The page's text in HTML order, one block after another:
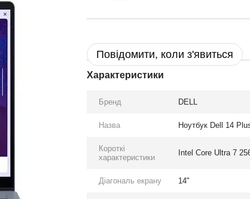
Повідомити, коли з'явиться
Характеристики
Бренд DELL
Назва Ноутбук Dell 14
Короткі
характеристики
Intel Core Ultra 7
Діагональ екрану 14"